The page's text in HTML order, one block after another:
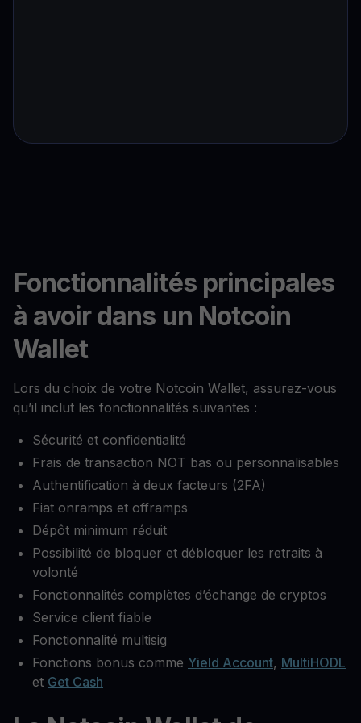
Fonctionnalités principales
à avoir dans un Notcoin
Wallet
Lors du choix de votre Notcoin Wallet, assurez-vous
qu’il inclut les fonctionnalités suivantes :
Sécurité et confidentialité
Frais de transaction NOT bas ou personnalisables
Authentification à deux facteurs (2FA)
Fiat onramps et offramps
Dépôt minimum réduit
Possibilité de bloquer et débloquer les retraits à
volonté
Fonctionnalités complètes d’échange de cryptos
Service client fiable
Fonctionnalité multisig
Fonctions bonus comme Yield Account, MultiHODL
et Get Cash